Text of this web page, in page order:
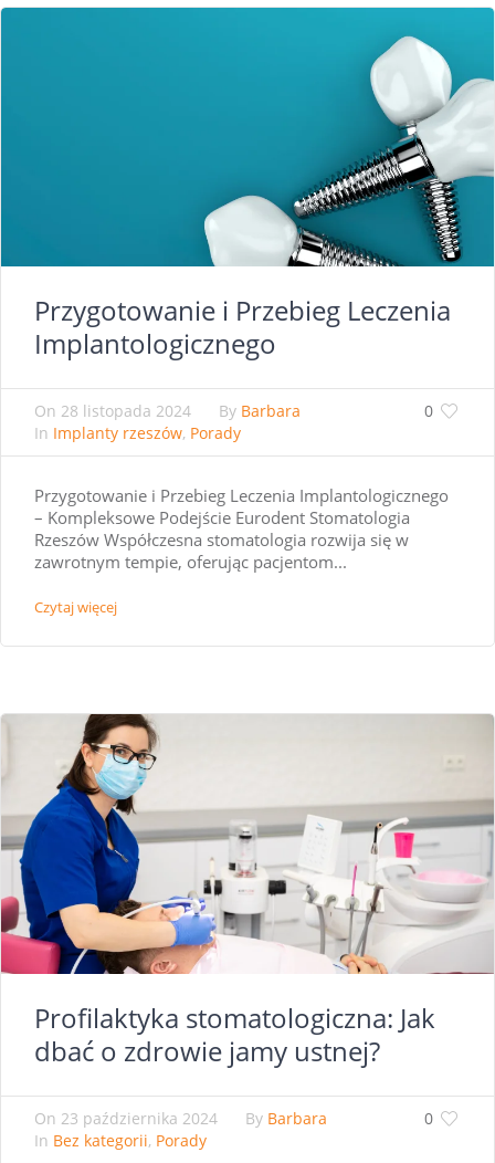
Przygotowanie i Przebieg Leczenia
Implantologicznego
0
On 28 listopada 2024 By Barbara
In Implanty rzeszów, Porady
Przygotowanie i Przebieg Leczenia Implantologicznego
– Kompleksowe Podejście Eurodent Stomatologia
Rzeszów Współczesna stomatologia rozwija się w
zawrotnym tempie, oferując pacjentom...
Czytaj więcej
Profilaktyka stomatologiczna: Jak
dbać o zdrowie jamy ustnej?
0
On 23 października 2024 By Barbara
In Bez kategorii, Porady